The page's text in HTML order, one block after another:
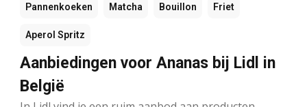
Pannenkoeken Matcha Bouillon Friet
Aperol Spritz
Aanbiedingen voor Ananas bij Lidl in
België